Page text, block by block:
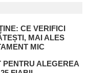
CE VERIFICI
MAI ALES
MIC
PENTRU ALEGEREA